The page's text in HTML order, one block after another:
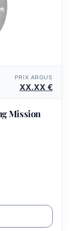
PRIX ARGUS
XX.XX €
Mission